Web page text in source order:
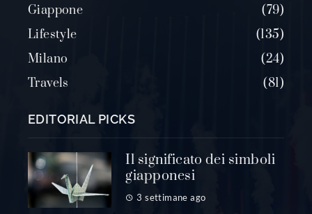
Giappone
79
Lifestyle
135
Milano
24
Travels
81
EDITORIAL PICKS
Il significato dei simboli
giapponesi
3 settimane ago